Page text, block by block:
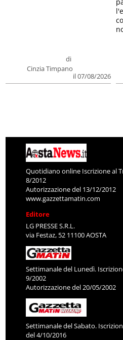
di
Cinzia Timpano
il 07/08/2026
Quotidiano online Iscrizione al
8/2012
Autorizzazione del 13/12/2012
www.gazzettamatin.com
Editore
LG PRESSE S.R.L.
via Festaz, 52 11100 AOSTA
Settimanale del Lunedì.
9/2002
Autorizzazione del 20/05/2002
Settimanale del Sabato.
del 4/10/2016